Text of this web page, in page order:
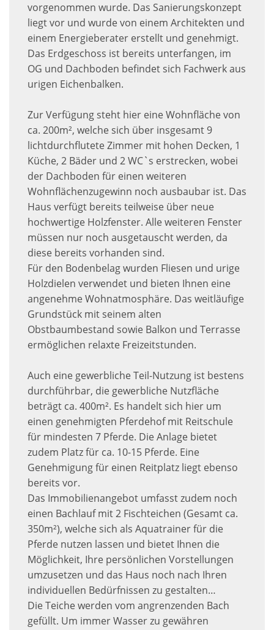
vorgenommen wurde. Das Sanierungskonzept
liegt vor und wurde von einem Architekten und
einem Energieberater erstellt und genehmigt.
Das Erdgeschoss ist bereits unterfangen, im
OG und Dachboden befindet sich Fachwerk aus
urigen Eichenbalken.
Zur Verfügung steht hier eine Wohnfläche von
ca. 200m², welche sich über insgesamt 9
lichtdurchflutete Zimmer mit hohen Decken, 1
Küche, 2 Bäder und 2 WC`s erstrecken, wobei
der Dachboden für einen weiteren
Wohnflächenzugewinn noch ausbaubar ist. Das
Haus verfügt bereits teilweise über neue
hochwertige Holzfenster. Alle weiteren Fenster
müssen nur noch ausgetauscht werden, da
diese bereits vorhanden sind.
Für den Bodenbelag wurden Fliesen und urige
Holzdielen verwendet und bieten Ihnen eine
angenehme Wohnatmosphäre. Das weitläufige
Grundstück mit seinem alten
Obstbaumbestand sowie Balkon und Terrasse
ermöglichen relaxte Freizeitstunden.
Auch eine gewerbliche Teil-Nutzung ist bestens
durchführbar, die gewerbliche Nutzfläche
beträgt ca. 400m². Es handelt sich hier um
einen genehmigten Pferdehof mit Reitschule
für mindesten 7 Pferde. Die Anlage bietet
zudem Platz für ca. 10-15 Pferde. Eine
Genehmigung für einen Reitplatz liegt ebenso
bereits vor.
Das Immobilienangebot umfasst zudem noch
einen Bachlauf mit 2 Fischteichen (Gesamt ca.
350m²), welche sich als Aquatrainer für die
Pferde nutzen lassen und bietet Ihnen die
Möglichkeit, Ihre persönlichen Vorstellungen
umzusetzen und das Haus noch nach Ihren
individuellen Bedürfnissen zu gestalten…
Die Teiche werden vom angrenzenden Bach
gefüllt. Um immer Wasser zu gewähren